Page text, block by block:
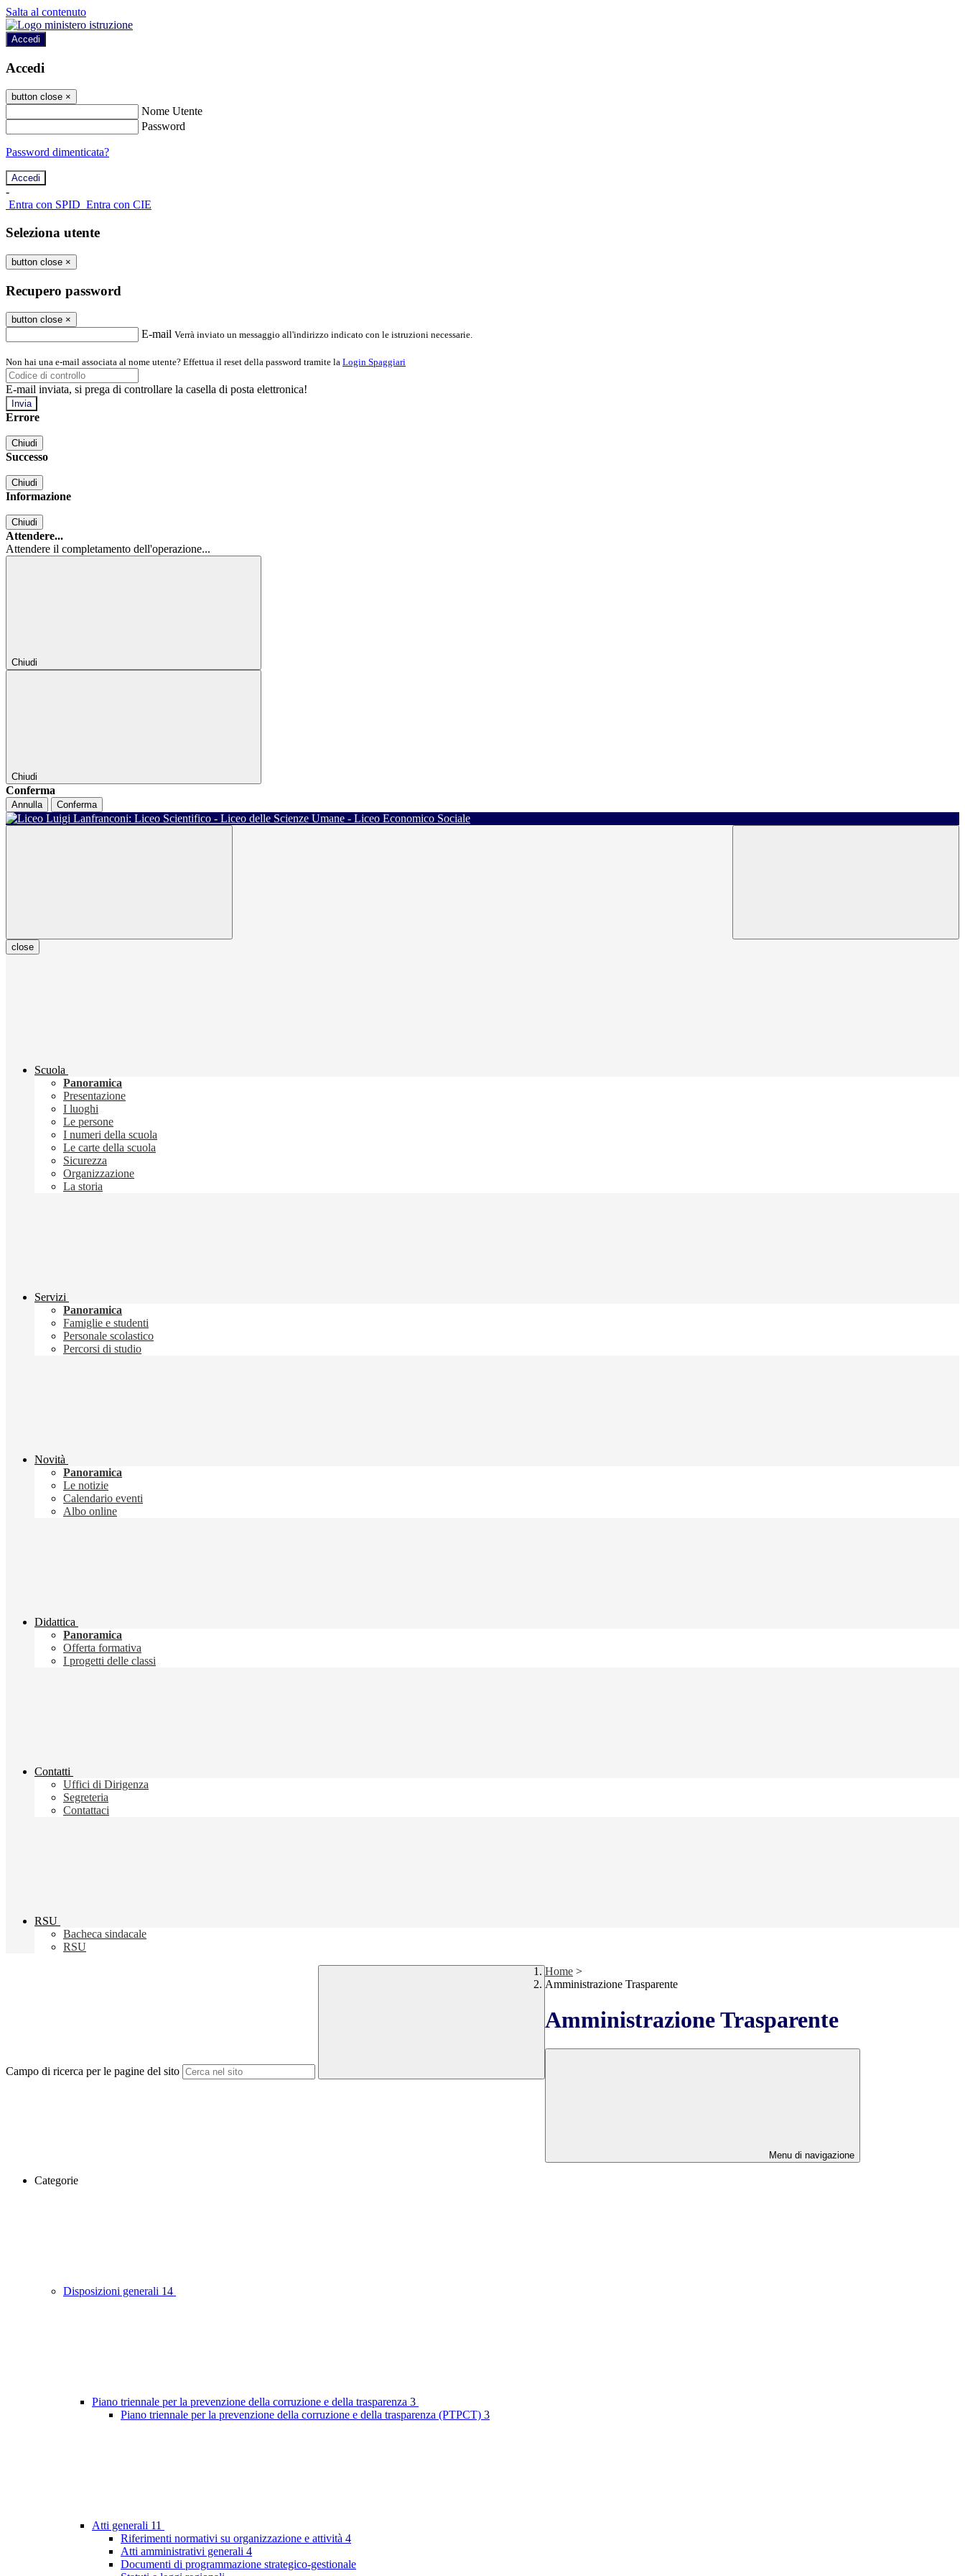
Salta al contenuto
Accedi
Accedi
button close ×
Nome Utente
Password
Password dimenticata?
-
Entra con SPID Entra con CIE
Seleziona utente
button close ×
Recupero password
button close ×
E-mail Verrà inviato un messaggio all'indirizzo indicato con le istruzioni necessarie.
Non hai una e-mail associata al nome utente? Effettua il reset della password tramite la Login Spaggiari
E-mail inviata, si prega di controllare la casella di posta elettronica!
Errore
Chiudi
Successo
Chiudi
Informazione
Chiudi
Attendere...
Attendere il completamento dell'operazione...
Chiudi
Chiudi
Conferma
Annulla Conferma
close
Scuola
Panoramica
Presentazione
I luoghi
Le persone
I numeri della scuola
Le carte della scuola
Sicurezza
Organizzazione
La storia
Servizi
Panoramica
Famiglie e studenti
Personale scolastico
Percorsi di studio
Novità
Panoramica
Le notizie
Calendario eventi
Albo online
Didattica
Panoramica
Offerta formativa
I progetti delle classi
Contatti
Uffici di Dirigenza
Segreteria
Contattaci
RSU
Bacheca sindacale
RSU
Campo di ricerca per le pagine del sito
Home >
Amministrazione Trasparente
Amministrazione Trasparente
Menu di navigazione
Categorie
Disposizioni generali 14
Piano triennale per la prevenzione della corruzione e della trasparenza 3
Piano triennale per la prevenzione della corruzione e della trasparenza (PTPCT) 3
Atti generali 11
Riferimenti normativi su organizzazione e attività 4
Atti amministrativi generali 4
Documenti di programmazione strategico-gestionale